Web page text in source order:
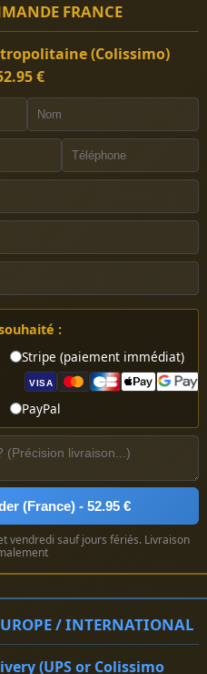
FRANCE
(Colissimo)
€
:
Stripe (paiement immédiat)
VISA
PayPal
(France) - 52.95 €
vendredi sauf jours fériés. Livraison
/ INTERNATIONAL
(UPS or Colissimo